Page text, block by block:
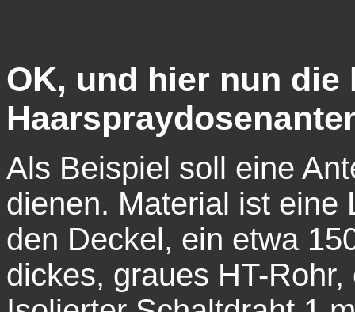
OK, und hier nun
Als Beispiel soll eine
dienen. Material ist eine
den Deckel, ein etwa
dickes, graues HT-